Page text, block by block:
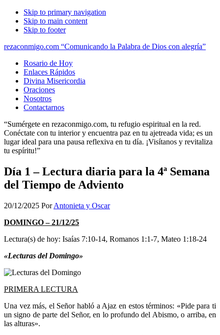
Skip to primary navigation
Skip to main content
Skip to footer
rezaconmigo.com “Comunicando la Palabra de Dios con alegría”
Rosario de Hoy
Enlaces Rápidos
Divina Misericordia
Oraciones
Nosotros
Contactarnos
“Sumérgete en rezaconmigo.com, tu refugio espiritual en la red.
Conéctate con tu interior y encuentra paz en tu ajetreada vida; es un
lugar ideal para una pausa reflexiva en tu día. ¡Visítanos y revitaliza
tu espíritu!”
Día 1 – Lectura diaria para la 4ª Semana
del Tiempo de Adviento
20/12/2025 PorAntonieta y Oscar
DOMINGO – 21/12/25
Lectura(s) de hoy: Isaías 7:10-14, Romanos 1:1-7, Mateo 1:18-24
«Lecturas del Domingo»
PRIMERA LECTURA
Una vez más, el Señor habló a Ajaz en estos términos: «Pide para ti
un signo de parte del Señor, en lo profundo del Abismo, o arriba, en
las alturas».